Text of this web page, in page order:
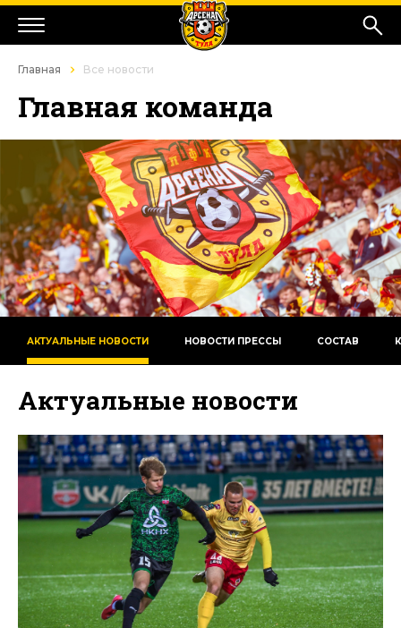
Главная Все новости
Главная команда
АКТУАЛЬНЫЕ НОВОСТИ НОВОСТИ ПРЕССЫ СОСТАВ
Актуальные новости